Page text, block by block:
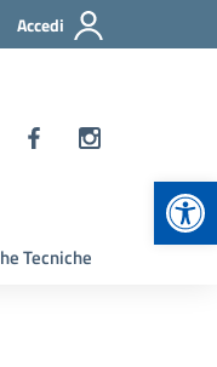
Accedi
Tecniche